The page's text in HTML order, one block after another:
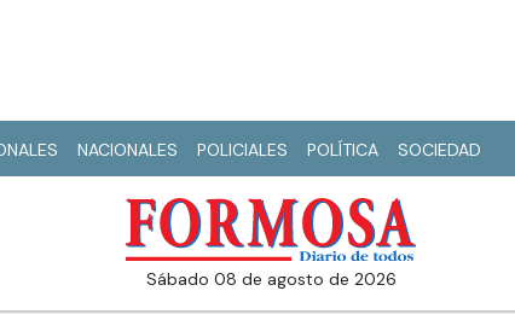
NACIONALES POLICIALES POLÍTICA SOCIEDAD
sábado 08 de agosto de 2026